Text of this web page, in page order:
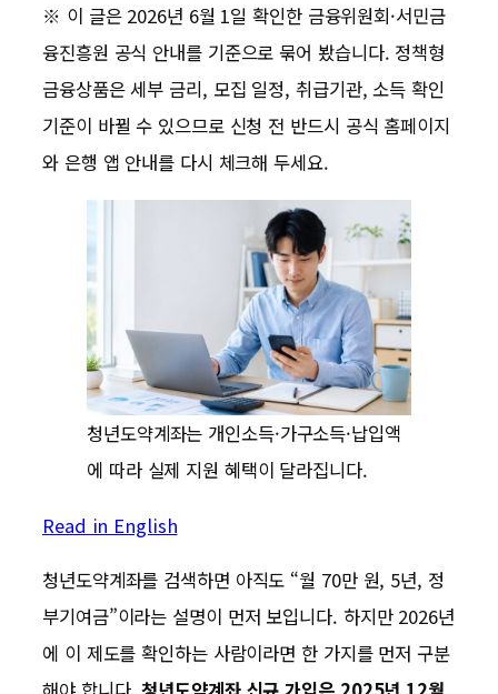
※ 이 글은 2026년 6월 1일 확인한 금융위원회·서민금
융진흥원 공식 안내를 기준으로 묶어 봤습니다. 정책형
금융상품은 세부 금리, 모집 일정, 취급기관, 소득 확인
기준이 바뀔 수 있으므로 신청 전 반드시 공식 홈페이지
와 은행 앱 안내를 다시 체크해 두세요.
청년도약계좌는 개인소득·가구소득·납입액
에 따라 실제 지원 혜택이 달라집니다.
Read in English
청년도약계좌를 검색하면 아직도 “월 70만 원, 5년, 정
부기여금”이라는 설명이 먼저 보입니다. 하지만 2026년
에 이 제도를 확인하는 사람이라면 한 가지를 먼저 구분